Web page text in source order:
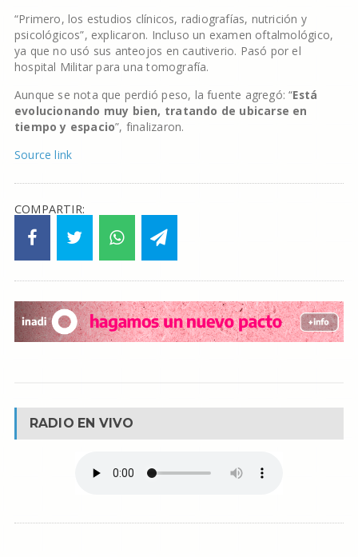
“Primero, los estudios clínicos, radiografías, nutrición y
psicológicos”, explicaron. Incluso un examen oftalmológico,
ya que no usó sus anteojos en cautiverio. Pasó por el
hospital Militar para una tomografía.
Aunque se nota que perdió peso, la fuente agregó: “Está
evolucionando muy bien, tratando de ubicarse en
tiempo y espacio”, finalizaron.
Source link
COMPARTIR:
RADIO EN VIVO